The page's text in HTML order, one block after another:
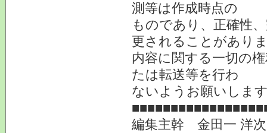
測等は作成時点の
ものであり、正確性
更されることがあり
内容に関する一切の
たは転送等を行わ
ないようお願いしま
編集主幹 金田一 洋